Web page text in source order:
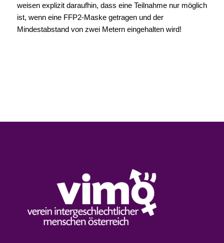
weisen explizit daraufhin, dass eine Teilnahme nur möglich
ist, wenn eine FFP2-Maske getragen und der
Mindestabstand von zwei Metern eingehalten wird!